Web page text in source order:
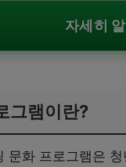
자세히
그램이란?
문화 프로그램은